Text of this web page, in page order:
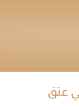
عتق